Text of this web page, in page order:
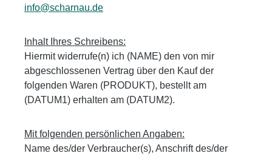
info@scharnau.de
Inhalt Ihres Schreibens:
Hiermit widerrufe(n) ich (NAME) den von mir
abgeschlossenen Vertrag über den Kauf der
folgenden Waren (PRODUKT), bestellt am
(DATUM1) erhalten am (DATUM2).
Mit folgenden persönlichen Angaben:
Name des/der Verbraucher(s), Anschrift des/der